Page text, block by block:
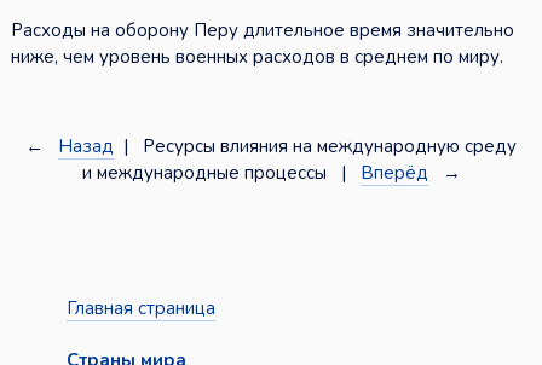
Расходы на оборону Перу длительное время значительно
ниже, чем уровень военных расходов в среднем по миру.
← Назад | Ресурсы влияния на международную среду
и международные процессы | Вперёд →
Главная страница